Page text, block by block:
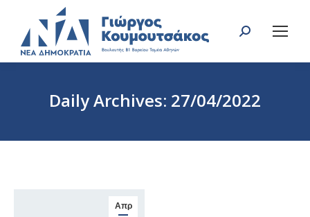
Search:
Daily Archives: 27/04/2022
Απρ